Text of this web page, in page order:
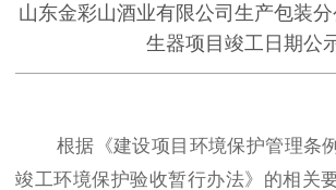
山东金彩山酒业有限公司生产包装
生器项目竣工日期公
根据《建设项目环境保护管理条例
竣工环境保护验收暂行办法》的相关